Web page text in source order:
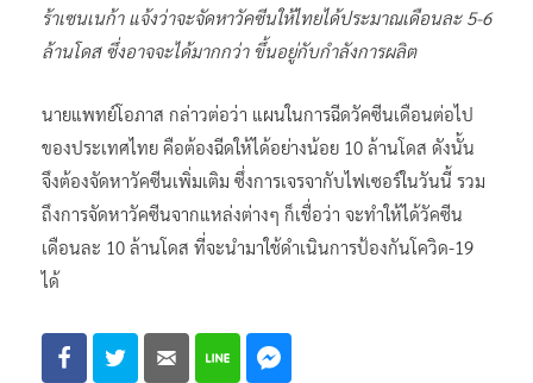
ร้าเซนเนก้า แจ้งว่าจะจัดหาวัคซีนให้ไทยได้ประมาณเดือนละ 5-6
ล้านโดส ซึ่งอาจจะได้มากกว่า ขึ้นอยู่กับกำลังการผลิต
นายแพทย์โอภาส กล่าวต่อว่า แผนในการฉีดวัคซีนเดือนต่อไป
ของประเทศไทย คือต้องฉีดให้ได้อย่างน้อย 10 ล้านโดส ดังนั้น
จึงต้องจัดหาวัคซีนเพิ่มเติม ซึ่งการเจรจากับไฟเซอร์ในวันนี้ รวม
ถึงการจัดหาวัคซีนจากแหล่งต่างๆ ก็เชื่อว่า จะทำให้ได้วัคซีน
เดือนละ 10 ล้านโดส ที่จะนำมาใช้ดำเนินการป้องกันโควิด-19
ได้